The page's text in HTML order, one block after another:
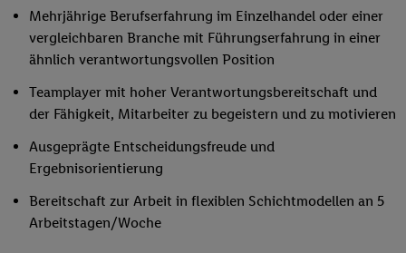
Mehrjährige Berufserfahrung im Einzelhandel oder einer
vergleichbaren Branche mit Führungserfahrung in einer
ähnlich verantwortungsvollen Position
Teamplayer mit hoher Verantwortungsbereitschaft und
der Fähigkeit, Mitarbeiter zu begeistern und zu motivieren
Ausgeprägte Entscheidungsfreude und
Ergebnisorientierung
Bereitschaft zur Arbeit in flexiblen Schichtmodellen an 5
Arbeitstagen/Woche